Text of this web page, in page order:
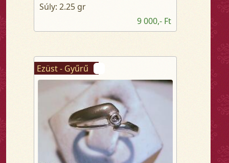
Súly: 2.25 gr
9 000,- Ft
Ezüst - Gyűrű